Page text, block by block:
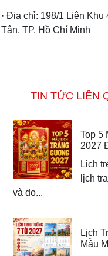
· Địa chỉ: 198/1 Liên
Tân, TP. Hồ Chí Minh
TIN TỨC LIÊN
Top 5
2027
Lịch
lịch
và do...
Lịch
Mẫu